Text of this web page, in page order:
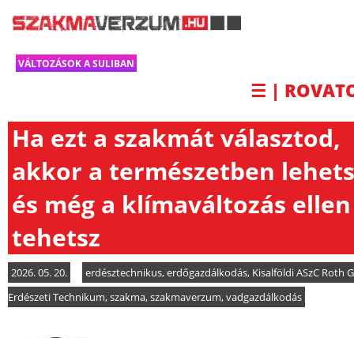
VÁLTOZÁSOK A SULIBAN
☰ |
Ha ezt a szakmát választod,
akkor a természetben
és még a klímaváltozás
tehetsz
2026. 05. 20. erdésztechnikus,erdőgazdálkodás, Kisalföldi ASzC Roth
Erdészeti Technikum,szakma,szakmaverzum,vadgazdálkodás